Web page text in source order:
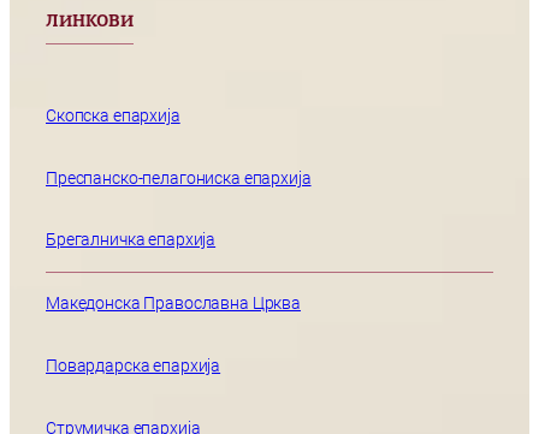
ЛИНКОВИ
Скопска епархија
Преспанско-пелагониска епархија
Брегалничка епархија
Македонска Православна Црква
Повардарска епархија
Струмичка епархија